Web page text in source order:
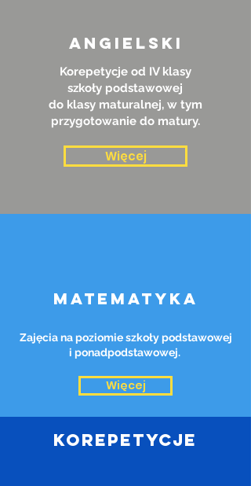
angielski
Korepetycje od IV klasy
szkoły podstawowej
do klasy maturalnej, w tym
przygotowanie do matury.
Więcej
matematyka
Zajęcia na poziomie szkoły podstawowej
i ponadpodstawowej.
Więcej
korePETYCJE